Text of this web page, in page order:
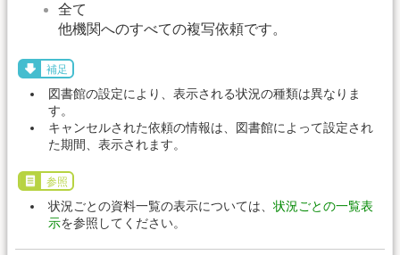
全て
他機関へのすべての複写依頼です。
補足
図書館の設定により、表示される状況の種類は異なりま
す。
キャンセルされた依頼の情報は、図書館によって設定され
た期間、表示されます。
参照
状況ごとの資料一覧の表示については、 状況ごとの一覧表
示を参照してください。